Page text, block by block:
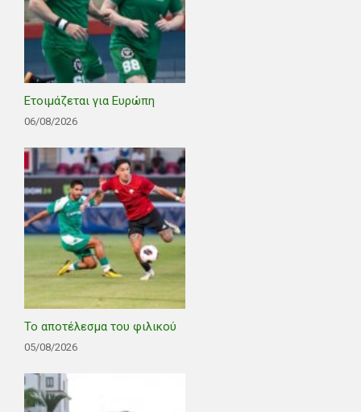
Ετοιμάζεται για Ευρώπη
06/08/2026
Το αποτέλεσμα του φιλικού
05/08/2026